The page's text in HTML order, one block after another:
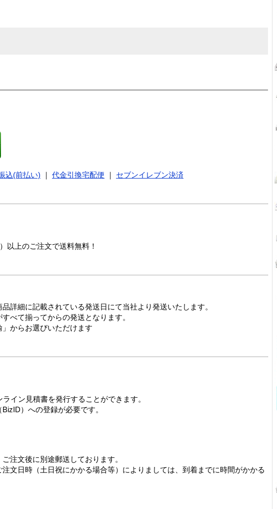
込(前払い) 代金引換宅配便
セブンイレブン決済
以上のご注文で送料無料！
詳細に記載されている発送日にて当社より発送いたします。
べて揃ってからの発送となります。
からお選びいただけます
イン見積書を発行することができます。
）への登録が必要です。
注文後に別途郵送しております。
文日時（土日祝にかかる場合等）によりましては、到着までに時間がかかる